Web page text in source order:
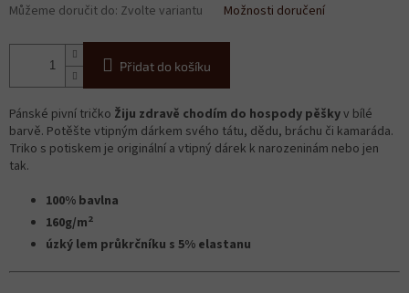
Můžeme doručit do: Zvolte variantu Možnosti doručení
Přidat do košíku
Pánské pivní tričko Žiju zdravě chodím do hospody pěškyv bílé
barvě. Potěšte vtipným dárkem svého tátu, dědu, bráchu či kamaráda.
Triko s potiskem je originální a vtipný dárek k narozeninám nebo jen
tak.
100% bavlna
160g/m2
úzký lem průkrčníku s 5% elastanu